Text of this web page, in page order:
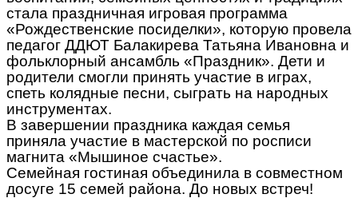
стала праздничная игровая программа
«Рождественские посиделки», которую провела
педагог ДДЮТ Балакирева Татьяна Ивановна и
фольклорный ансамбль «Праздник». Дети и
родители смогли принять участие в играх,
спеть колядные песни, сыграть на народных
инструментах.
В завершении праздника каждая семья
приняла участие в мастерской по росписи
магнита «Мышиное счастье».
Семейная гостиная объединила в совместном
досуге 15 семей района. До новых встреч!